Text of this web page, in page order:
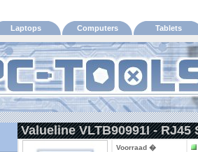
Laptops Computers Tablets
Valueline VLTB90991I - RJ45
Voorraad �